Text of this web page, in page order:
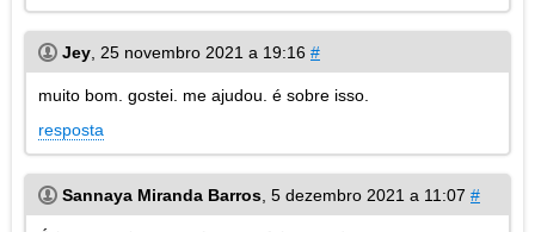
Jey 25 novembro 2021 a 19:16 #
muito bom. gostei. me ajudou. é sobre isso.
resposta
Sannaya Miranda Barros 5 dezembro 2021 a 11:07 #